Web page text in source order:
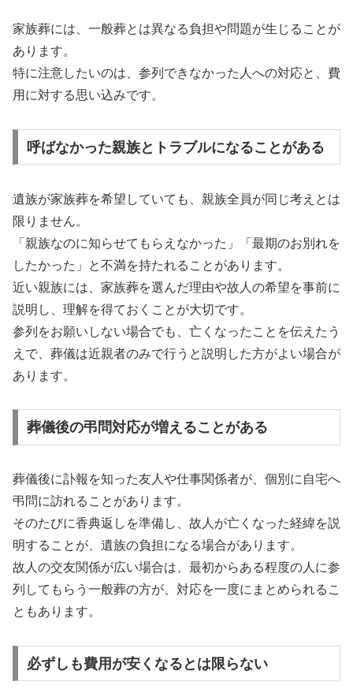
家族葬には、一般葬とは異なる負担や問題が生じることが
あります。
特に注意したいのは、参列できなかった人への対応と、費
用に対する思い込みです。
呼ばなかった親族とトラブルになることがある
遺族が家族葬を希望していても、親族全員が同じ考えとは
限りません。
「親族なのに知らせてもらえなかった」「最期のお別れを
したかった」と不満を持たれることがあります。
近い親族には、家族葬を選んだ理由や故人の希望を事前に
説明し、理解を得ておくことが大切です。
参列をお願いしない場合でも、亡くなったことを伝えたう
えで、葬儀は近親者のみで行うと説明した方がよい場合が
あります。
葬儀後の弔問対応が増えることがある
葬儀後に訃報を知った友人や仕事関係者が、個別に自宅へ
弔問に訪れることがあります。
そのたびに香典返しを準備し、故人が亡くなった経緯を説
明することが、遺族の負担になる場合があります。
故人の交友関係が広い場合は、最初からある程度の人に参
列してもらう一般葬の方が、対応を一度にまとめられるこ
ともあります。
必ずしも費用が安くなるとは限らない